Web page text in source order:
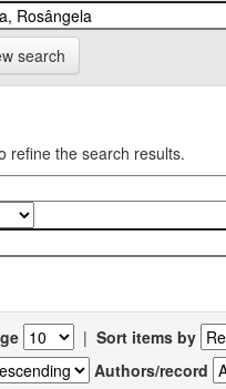
search
refine the search results.
| Sort items by
Authors/record